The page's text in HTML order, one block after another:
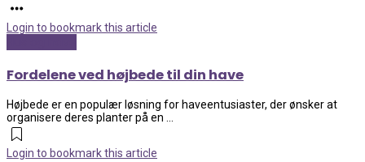
Login to bookmark this article
Fordelene ved højbede til din have
Højbede er en populær løsning for haveentusiaster, der ønsker at
organisere deres planter på en ...
Login to bookmark this article